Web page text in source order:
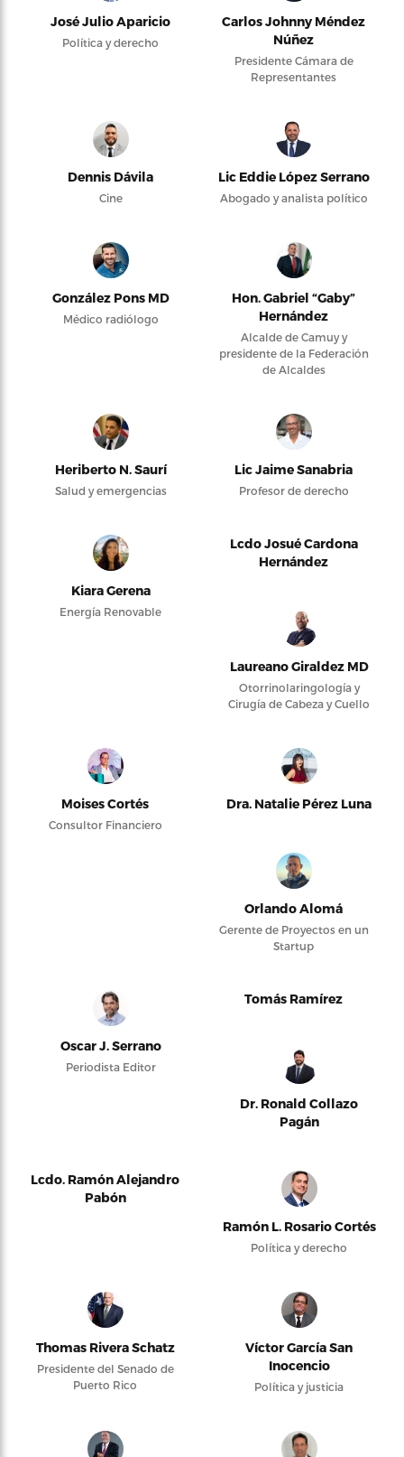
José Julio Aparicio
Política y derecho
Carlos Johnny Méndez
Núñez
Presidente Cámara de
Representantes
Dennis Dávila
Cine
Lic Eddie López Serrano
Abogado y analista político
González Pons MD
Médico radiólogo
Hon. Gabriel “Gaby”
Hernández
Alcalde de Camuy y
presidente de la Federación
de Alcaldes
Heriberto N. Saurí
Salud y emergencias
Lic Jaime Sanabria
Profesor de derecho
Kiara Gerena
Energía Renovable
Lcdo Josué Cardona
Hernández
Laureano Giraldez MD
Otorrinolaringología y
Cirugía de Cabeza y Cuello
Moises Cortés
Consultor Financiero
Dra. Natalie Pérez Luna
Orlando Alomá
Gerente de Proyectos en un
Startup
Oscar J. Serrano
Periodista Editor
Tomás Ramírez
Dr. Ronald Collazo
Pagán
Lcdo. Ramón Alejandro
Pabón
Ramón L. Rosario Cortés
Política y derecho
Thomas Rivera Schatz
Presidente del Senado de
Puerto Rico
Víctor García San
Inocencio
Política y justicia